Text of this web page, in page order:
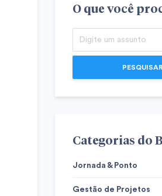
O que você
PESQUISAR
Categorias do
Jornada & Ponto
Gestão de Projetos